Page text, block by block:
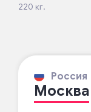
220 кг.
Россия
Москва